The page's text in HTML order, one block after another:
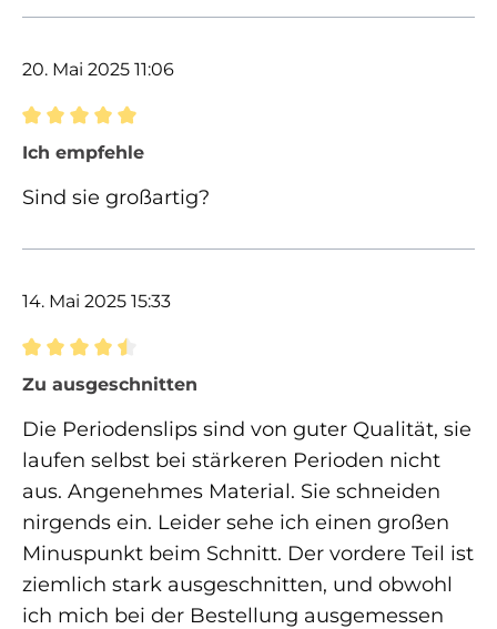
20. Mai 2025 11:06
Bewertung mit 5 von 5 Sternen
Ich empfehle
Sind sie großartig?
14. Mai 2025 15:33
Bewertung mit 4.5 von 5 Sternen
Zu ausgeschnitten
Die Periodenslips sind von guter Qualität, sie
laufen selbst bei stärkeren Perioden nicht
aus. Angenehmes Material. Sie schneiden
nirgends ein. Leider sehe ich einen großen
Minuspunkt beim Schnitt. Der vordere Teil ist
ziemlich stark ausgeschnitten, und obwohl
ich mich bei der Bestellung ausgemessen